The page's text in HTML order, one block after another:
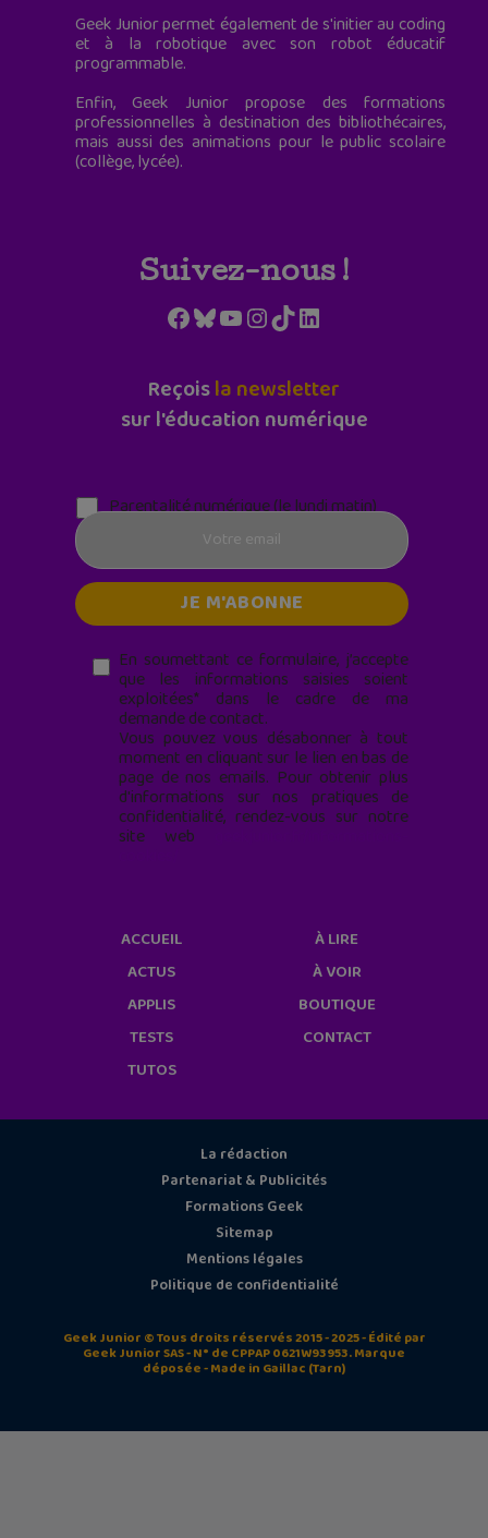
Geek Junior permet également de s'initier au coding
et à la robotique avec son robot éducatif
programmable.
Enfin, Geek Junior propose des formations
professionnelles à destination des bibliothécaires,
mais aussi des animations pour le public scolaire
(collège, lycée).
Suivez-nous !
Facebook
Bluesky
YouTube
Instagram
TikTokLinkedIn
Reçoisla newsletter
sur l'éducation numérique
Parentalité numérique (le lundi matin)
En soumettant ce formulaire, j’accepte
que les informations saisies soient
exploitées* dans le cadre de ma
demande de contact.
Vous pouvez vous désabonner à tout
moment en cliquant sur le lien en bas de
page de nos emails. Pour obtenir plus
d'informations sur nos pratiques de
confidentialité, rendez-vous sur notre
site web
ACCUEIL
ACTUS
APPLIS
TESTS
TUTOS
À LIRE
À VOIR
BOUTIQUE
CONTACT
La rédaction
Partenariat & Publicités
Formations Geek
Sitemap
Mentions légales
Politique de confidentialité
Geek Junior © Tous droits réservés 2015 - 2025 - Édité par
Geek Junior SAS - N° de CPPAP 0621W93953. Marque
déposée - Made in Gaillac (Tarn)